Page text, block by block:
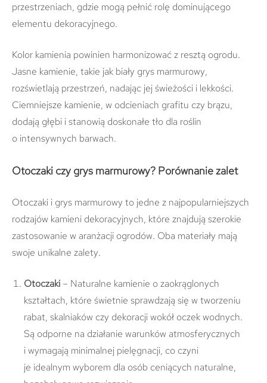
przestrzeniach, gdzie mogą pełnić rolę dominującego
elementu dekoracyjnego.
Kolor kamienia powinien harmonizować z resztą ogrodu.
Jasne kamienie, takie jak biały grys marmurowy,
rozświetlają przestrzeń, nadając jej świeżości i lekkości.
Ciemniejsze kamienie, w odcieniach grafitu czy brązu,
dodają głębi i stanowią doskonałe tło dla roślin
o intensywnych barwach.
Otoczaki czy grys marmurowy? Porównanie zalet
Otoczaki i grys marmurowy to jedne z najpopularniejszych
rodzajów kamieni dekoracyjnych, które znajdują szerokie
zastosowanie w aranżacji ogrodów. Oba materiały mają
swoje unikalne zalety.
Otoczaki – Naturalne kamienie o zaokrąglonych
kształtach, które świetnie sprawdzają się w tworzeniu
rabat, skalniaków czy dekoracji wokół oczek wodnych.
Są odporne na działanie warunków atmosferycznych
i wymagają minimalnej pielęgnacji, co czyni
je idealnym wyborem dla osób ceniących naturalne,